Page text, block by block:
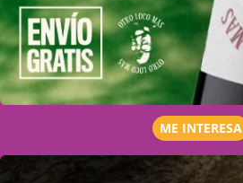
ME INTERESA